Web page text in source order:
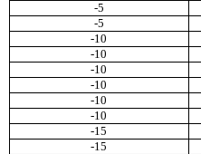
-5
-5
-10
-10
-10
-10
-10
-10
-15
-15